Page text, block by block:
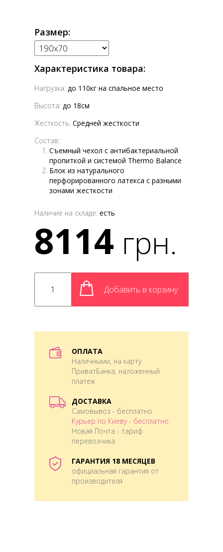
Размер:
Характеристика товара:
Нагрузка: до 110кг на спальное место
Высота: до 18см
Жесткость: Средней жесткости
Состав:
Съемный чехол с антибактериальной
пропиткой и системой Thermo Balance
Блок из натурального
перфорированного латекса с разными
зонами жесткости
Наличие на складе: есть
8114 грн.
Добавить в корзину
ОПЛАТА
Наличными, на карту
ПриватБанка, наложенный
платеж
ДОСТАВКА
Самовывоз - бесплатно
Курьер по Киеву - бесплатно
Новая Почта - тариф
перевозчика
ГАРАНТИЯ 18 МЕСЯЦЕВ
официальная гарантия от
производителя